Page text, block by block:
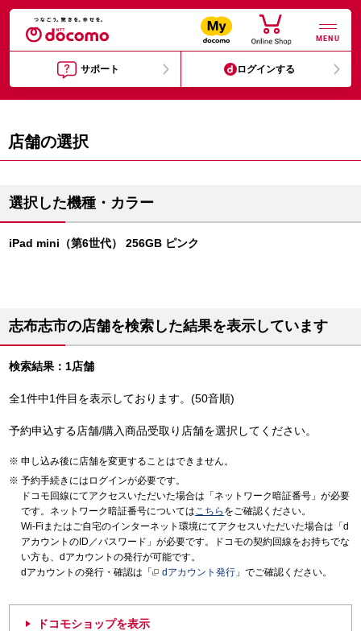
MENU
サポート ログインする
店舗の選択
選択した機種・カラー
iPad mini（第6世代） 256GB ピンク
志布志市の店舗を検索した結果を表示しています
検索結果：1店舗
全1件中1件目を表示しております。(50音順)
予約申込する店舗/購入商品受取り店舗を選択してください。
申し込み後に店舗を変更することはできません。
予約手続きにはログインが必要です。
ドコモ回線にてアクセスいただいた場合は「ネットワーク暗証番号」が必要
です。ネットワーク暗証番号についてはこちら をご確認ください。
Wi-Fiまたはご自宅のインターネット環境にてアクセスいただいた場合は「d
アカウントのID／パスワード」が必要です。ドコモの契約回線をお持ちでな
い方も、dアカウントの発行が可能です。
dアカウントの発行・確認は「
dアカウント発行 」でご確認ください。
ドコモショップを表示